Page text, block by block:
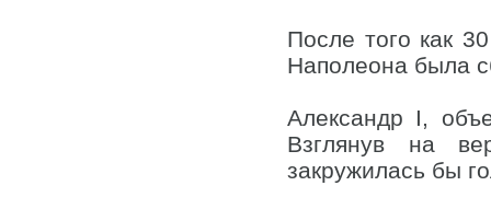
После того как
Наполеона была
Александр I,
Взглянув на
закружилась бы